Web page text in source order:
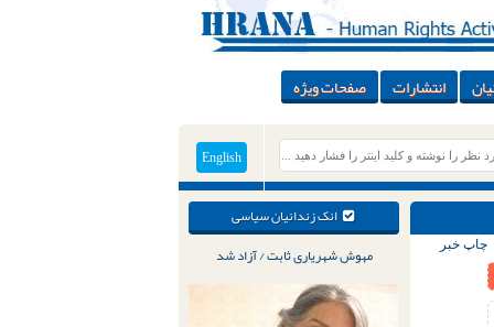
انتشارات صفحات ویژه
English
انک زندانیان سیاسی
مهوش شهریاری ثابت / آزاد شد
چاپ خبر